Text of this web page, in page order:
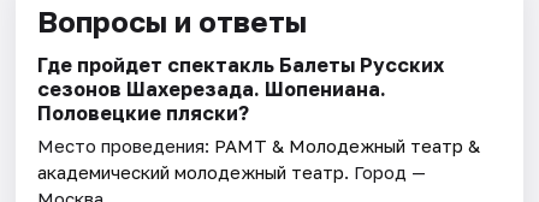
Вопросы и ответы
Где пройдет спектакль Балеты Русских
сезонов Шахерезада. Шопениана.
Половецкие пляски?
Место проведения: РАМТ & Молодежный театр &
академический молодежный театр. Город —